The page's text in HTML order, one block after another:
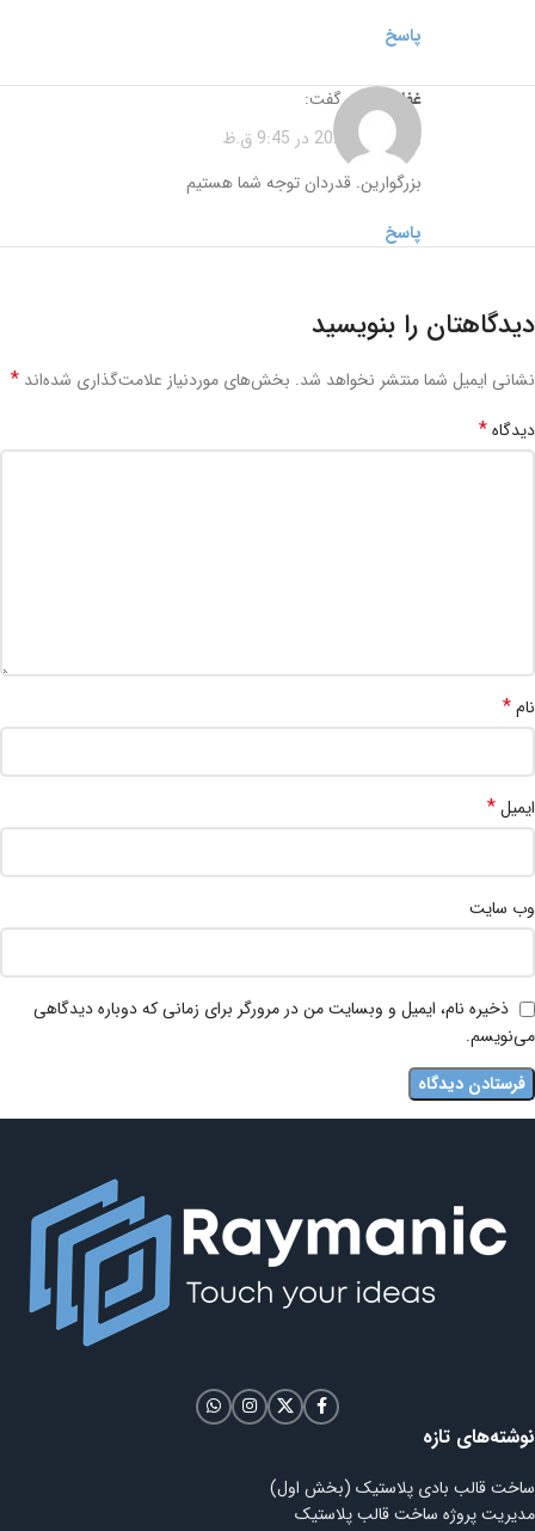
پاسخ
غفار زمانی گفت:
ژانویه 15, 2023 در 9:45 ق.ظ
بزرگوارین. قدردان توجه شما هستیم
پاسخ
دیدگاهتان را بنویسید
نشانی ایمیل شما منتشر نخواهد شد. بخش‌های موردنیاز علامت‌گذاری شده‌اند *
دیدگاه*
نام*
ایمیل*
وب‌ سایت
ذخیره نام، ایمیل و وبسایت من در مرورگر برای زمانی که دوباره دیدگاهی
می‌نویسم.
نوشته‌های تازه
ساخت قالب بادی پلاستیک (بخش اول)
مدیریت پروژه ساخت قالب پلاستیک